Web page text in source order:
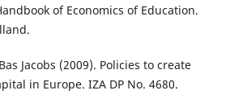
of Economics of Education.
Jacobs (2009). Policies to create
in Europe. IZA DP No. 4680.